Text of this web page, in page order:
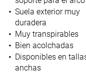
Suela exterior muy
duradera
Muy transpirables
Bien acolchadas
Disponibles en
anchas